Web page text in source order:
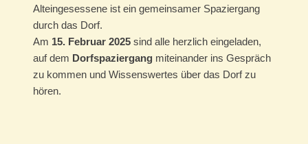
Alteingesessene ist ein gemeinsamer Spaziergang
durch das Dorf.
Am 15. Februar 2025 sind alle herzlich eingeladen,
auf dem Dorfspaziergang miteinander ins Gespräch
zu kommen und Wissenswertes über das Dorf zu
hören.